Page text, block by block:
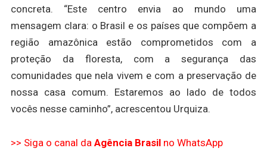
concreta. “Este centro envia ao mundo uma
mensagem clara: o Brasil e os países que compõem a
região amazônica estão comprometidos com a
proteção da floresta, com a segurança das
comunidades que nela vivem e com a preservação de
nossa casa comum. Estaremos ao lado de todos
vocês nesse caminho”, acrescentou Urquiza.
>> Siga o canal da Agência Brasil no WhatsApp